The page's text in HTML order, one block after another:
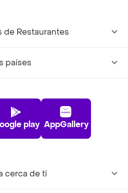
de Restaurantes
países
play AppGallery
cerca de ti